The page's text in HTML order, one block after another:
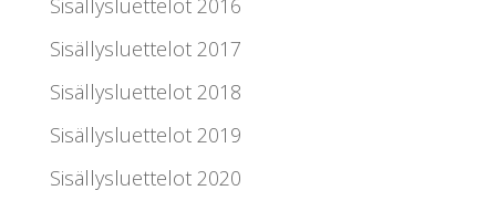
Sisällysluettelot 2016
Sisällysluettelot 2017
Sisällysluettelot 2018
Sisällysluettelot 2019
Sisällysluettelot 2020